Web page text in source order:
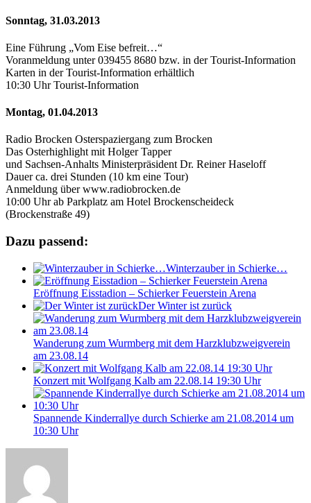
Sonntag, 31.03.2013
Eine Führung „Vom Eise befreit…“
Voranmeldung unter 039455 8680 bzw. in der Tourist-Information
Karten in der Tourist-Information erhältlich
10:30 Uhr Tourist-Information
Montag, 01.04.2013
Radio Brocken Osterspaziergang zum Brocken
Das Osterhighlight mit Holger Tapper
und Sachsen-Anhalts Ministerpräsident Dr. Reiner Haseloff
Dauer ca. drei Stunden (10 km eine Tour)
Anmeldung über www.radiobrocken.de
10:00 Uhr ab Parkplatz am Hotel Brockenscheideck
(Brockenstraße 49)
Dazu passend:
Winterzauber in Schierke…
Eröffnung Eisstadion – Schierker Feuerstein Arena
Der Winter ist zurück
Wanderung zum Wurmberg mit dem Harzklubzweigverein
am 23.08.14
Konzert mit Wolfgang Kalb am 22.08.14 19:30 Uhr
Spannende Kinderrallye durch Schierke am 21.08.2014 um
10:30 Uhr